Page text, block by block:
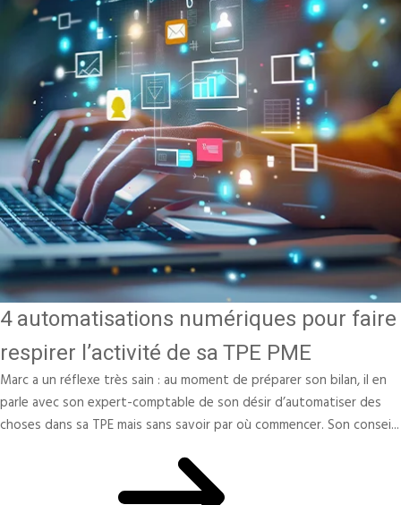
4 automatisations numériques pour faire
respirer l’activité de sa TPE PME
Marc a un réflexe très sain : au moment de préparer son bilan, il en
parle avec son expert-comptable de son désir d’automatiser des
choses dans sa TPE mais sans savoir par où commencer. Son consei...